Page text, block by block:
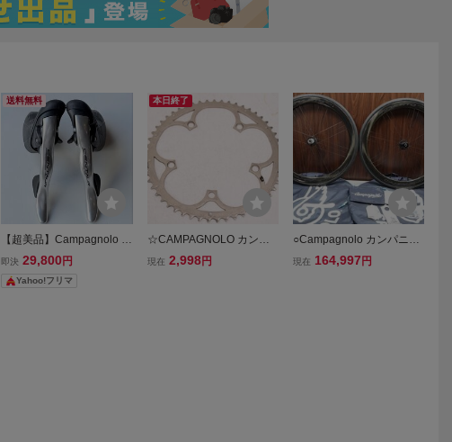
送料無料
【超美品】Campagnolo カ
ンパニョーロ CENTAUR
左右セット
即決 29,800 円
Yahoo!フリマ
本日終了
☆CAMPAGNOLO カンパ
ニョーロ 53T BCD 130mm
現在 2,998円
○Campagnolo カンパニョ
ーロ BORA WTO 45 DB C
現在 164,997 円